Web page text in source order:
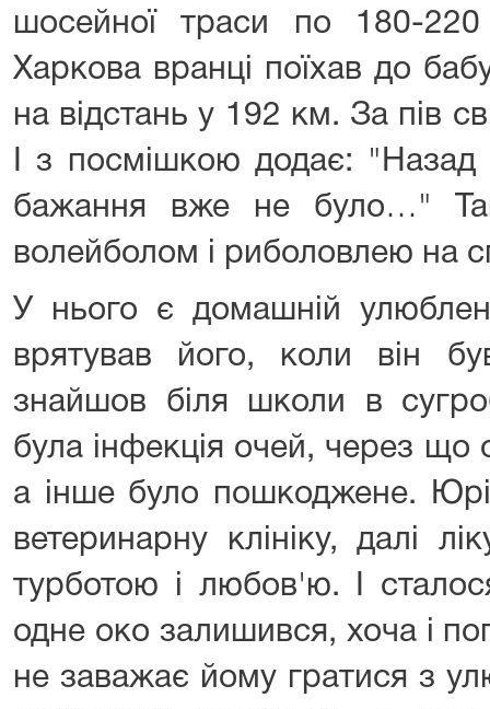
шосейної траси по 180-
Харкова вранці поїхав до
на відстань у 192 км. За пів
І з посмішкою додає:
бажання вже не було…"
волейболом і риболовлею на
У нього є домашній
врятував його, коли він
знайшов біля школи в
була інфекція очей, через що
а інше було пошкоджене.
ветеринарну клініку, далі
турботою і любов'ю. І
одне око залишився, хоча і
не заважає йому гратися з